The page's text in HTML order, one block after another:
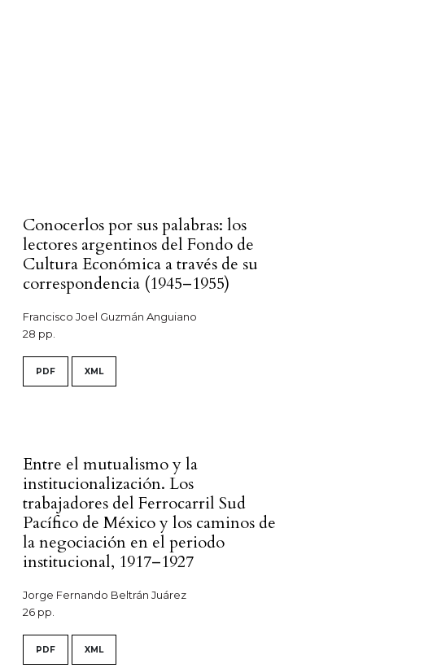
Conocerlos por sus palabras: los
lectores argentinos del Fondo de
Cultura Económica a través de su
correspondencia (1945–1955)
Francisco Joel Guzmán Anguiano
28 pp.
PDF XML
Entre el mutualismo y la
institucionalización. Los
trabajadores del Ferrocarril Sud
Pacífico de México y los caminos de
la negociación en el periodo
institucional, 1917–1927
Jorge Fernando Beltrán Juárez
26 pp.
PDF XML